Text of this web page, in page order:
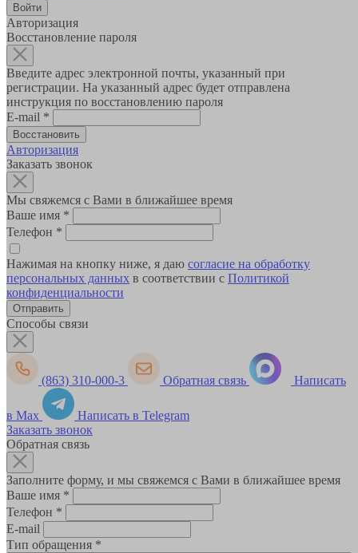
Авторизация
Восстановление пароля
Введите адрес электронной почты, указанный при
регистрации. На указанный адрес будет отправлена
инструкция по восстановлению пароля
E-mail *
Авторизация
Заказать звонок
Мы свяжемся с Вами в ближайшее время
Ваше имя *
Телефон *
Нажимая на кнопку ниже, я даю согласие на обработку
персональных данных в соответствии с Политикой
конфиденциальности
Способы связи
(863) 310-000-3 Обратная связь Написать
в Max
Написать в Telegram
Заказать звонок
Обратная связь
Заполните форму, и мы свяжемся с Вами в ближайшее время
Ваше имя *
Телефон *
E-mail
Тип обращения *